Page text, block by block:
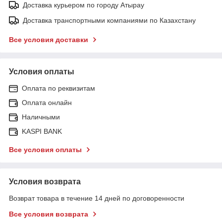
Доставка курьером по городу Атырау
Доставка транспортными компаниями по Казахстану
Все условия доставки
Условия оплаты
Оплата по реквизитам
Оплата онлайн
Наличными
KASPI BANK
Все условия оплаты
Условия возврата
Возврат товара в течение 14 дней по договоренности
Все условия возврата